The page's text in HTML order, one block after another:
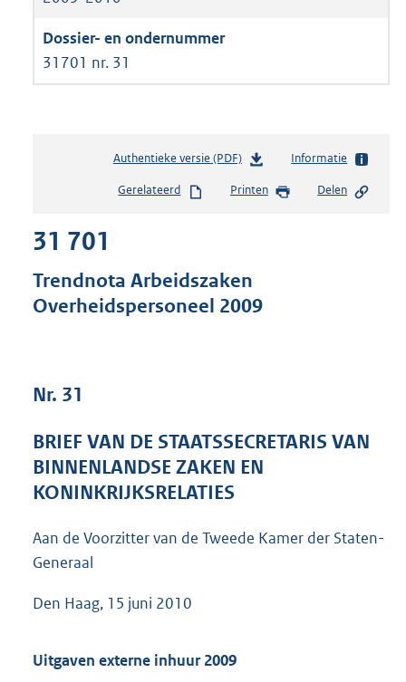
31701 nr. 31
Authentieke versie (PDF)b
s
s
g
:
4
Informatie
Gerelateerd Printen Delen
31 701
Trendnota Arbeidszaken
Overheidspersoneel 2009
Nr. 31
BRIEF VAN DE STAATSSECRETARIS VAN
BINNENLANDSE ZAKEN EN
KONINKRIJKSRELATIES
Aan de Voorzitter van de Tweede Kamer der Staten-
Generaal
Den Haag, 15 juni 2010
Uitgaven externe inhuur 2009